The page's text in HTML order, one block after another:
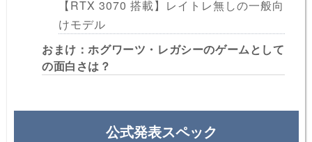
【RTX 3070 搭載】レイトレ無しの一般向
けモデル
おまけ：ホグワーツ・レガシーのゲームとして
の面白さは？
公式発表スペック